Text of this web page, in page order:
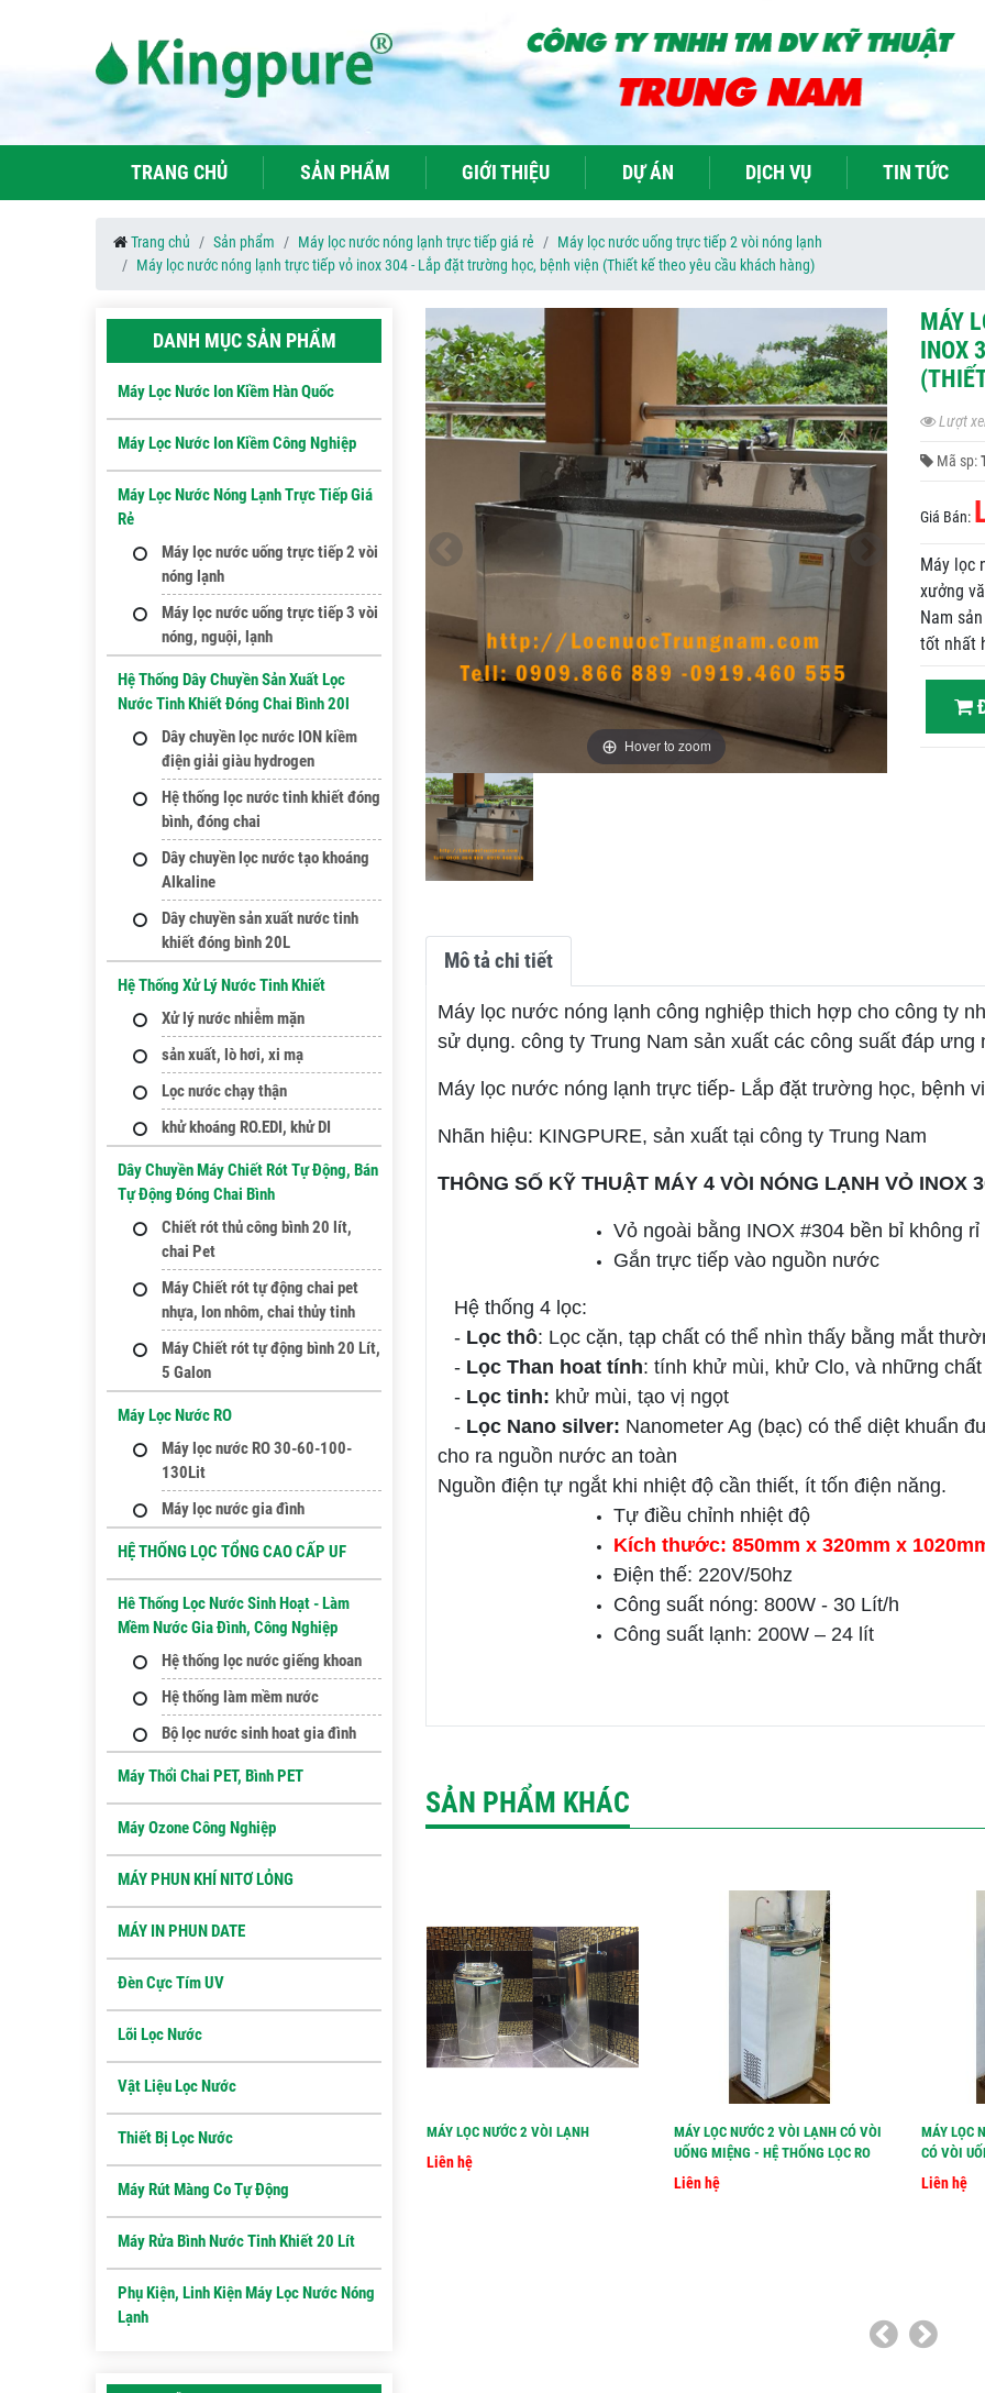
TRANG CHỦ SẢN PHẨM GIỚI THIỆU DỰ ÁN DỊCH VỤ TIN TỨC
Trang chủ Sản phẩm Máy lọc nước nóng lạnh trực tiếp giá rẻ
Máy lọc nước uống trực tiếp 2 vòi nóng lạnh
Máy lọc nước nóng lạnh trực tiếp vỏ inox 304 - Lắp đặt trường học, bệnh viện (Thiết kế theo yêu cầu khách hàng)
Hover to zoom
MÁY
INOX
Lượt
Mã sp:
Giá Bán:
Máy lọc
xưởng
Nam
tốt nhất
Mô tả chi tiết
Máy lọc nước nóng lạnh công nghiệp thich hợp cho công ty
sử dụng. công ty Trung Nam sản xuất các công suất đáp
Máy lọc nước nóng lạnh trực tiếp- Lắp đặt trường học, bệnh
Nhãn hiệu: KINGPURE, sản xuất tại công ty Trung Nam
THÔNG SỐ KỸ THUẬT MÁY 4 VÒI NÓNG LẠNH VỎ INOX
Vỏ ngoài bằng INOX #304 bền bỉ không rỉ
Gắn trực tiếp vào nguồn nước
Hệ thống 4 lọc:
- Lọc thô: Lọc cặn, tạp chất có thể nhìn thấy bằng mắt
- Lọc Than hoat tính: tính khử mùi, khử Clo, và những
- Lọc tinh: khử mùi, tạo vị ngọt
- Lọc Nano silver: Nanometer Ag (bạc) có thể diệt khuẩn
cho ra nguồn nước an toàn
Nguồn điện tự ngắt khi nhiệt độ cần thiết, ít tốn điện năng.
Tự điều chỉnh nhiệt độ
Kích thước: 850mm x 320mm x
Điện thế: 220V/50hz
Công suất nóng: 800W - 30 Lít/h
Công suất lạnh: 200W – 24 lít
SẢN PHẨM KHÁC
MÁY LỌC NƯỚC 2 VÒI LẠNH
Liên hệ
MÁY LỌC NƯỚC 2 VÒI LẠNH CÓ VÒI
UỐNG MIỆNG - HỆ THỐNG LỌC RO
Liên hệ
MÁY LỌC
CÓ VÒI
Liên hệ
DANH MỤC SẢN PHẨM
Máy Lọc Nước Ion Kiềm Hàn Quốc
Máy Lọc Nước Ion Kiềm Công Nghiệp
Máy Lọc Nước Nóng Lạnh Trực Tiếp Giá
Rẻ
Máy lọc nước uống trực tiếp 2 vòi
nóng lạnh
Máy lọc nước uống trực tiếp 3 vòi
nóng, nguội, lạnh
Hệ Thống Dây Chuyền Sản Xuất Lọc
Nước Tinh Khiết Đóng Chai Bình 20l
Dây chuyền lọc nước ION kiềm
điện giải giàu hydrogen
Hệ thống lọc nước tinh khiết đóng
bình, đóng chai
Dây chuyền lọc nước tạo khoáng
Alkaline
Dây chuyền sản xuất nước tinh
khiết đóng bình 20L
Hệ Thống Xử Lý Nước Tinh Khiết
Xử lý nước nhiễm mặn
sản xuất, lò hơi, xi mạ
Lọc nước chạy thận
khử khoáng RO.EDI, khử DI
Dây Chuyền Máy Chiết Rót Tự Động, Bán
Tự Động Đóng Chai Bình
Chiết rót thủ công bình 20 lít,
chai Pet
Máy Chiết rót tự động chai pet
nhựa, lon nhôm, chai thủy tinh
Máy Chiết rót tự động bình 20 Lít,
5 Galon
Máy Lọc Nước RO
Máy lọc nước RO 30-60-100-
130Lit
Máy lọc nước gia đình
HỆ THỐNG LỌC TỔNG CAO CẤP UF
Hê Thống Lọc Nước Sinh Hoạt - Làm
Mềm Nước Gia Đình, Công Nghiệp
Hệ thống lọc nước giếng khoan
Hệ thống làm mềm nước
Bộ lọc nước sinh hoat gia đình
Máy Thổi Chai PET, Bình PET
Máy Ozone Công Nghiệp
MÁY PHUN KHÍ NITƠ LỎNG
MÁY IN PHUN DATE
Đèn Cực Tím UV
Lõi Lọc Nước
Vật Liệu Lọc Nước
Thiết Bị Lọc Nước
Máy Rút Màng Co Tự Động
Máy Rửa Bình Nước Tinh Khiết 20 Lít
Phụ Kiện, Linh Kiện Máy Lọc Nước Nóng
Lạnh